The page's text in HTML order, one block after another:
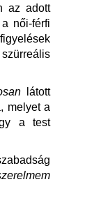
az adott
női-férfi
látott
melyet a
a test